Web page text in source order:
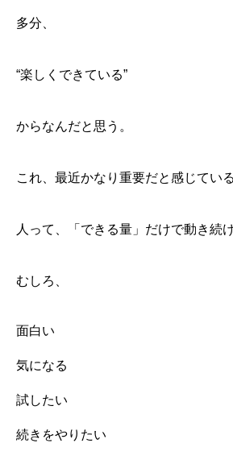
多分、
“楽しくできている”
からなんだと思う。
これ、最近かなり重要だと感じている
人って、「できる量」だけで動き続
むしろ、
面白い
気になる
試したい
続きをやりたい